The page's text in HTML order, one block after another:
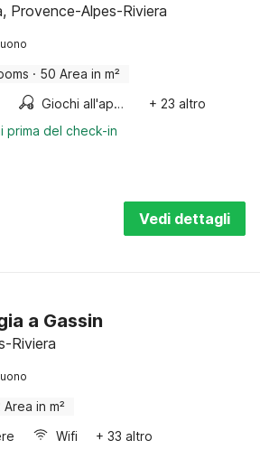
Provence-Alpes-Riviera
· 50 Area in m²
Giochi all'aperto
+ 23 altro
prima del check-in
Vedi dettagli
a Gassin
Riviera
Area in m²
Wifi + 33 altro